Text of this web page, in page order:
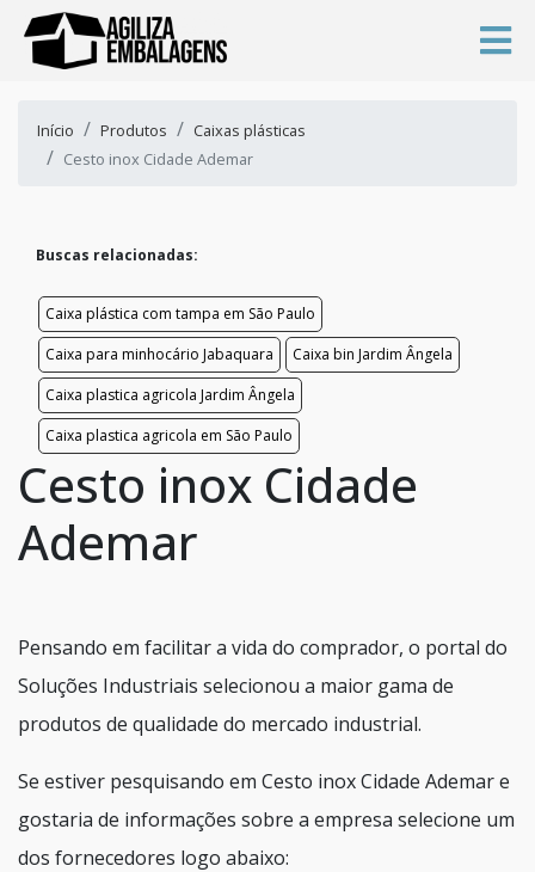
Início Produtos
Caixas plásticas
Cesto inox Cidade Ademar
Buscas relacionadas:
Caixa plástica com tampa em São Paulo
Caixa para minhocário Jabaquara
Caixa bin Jardim Ângela
Caixa plastica agricola Jardim Ângela
Caixa plastica agricola em São Paulo
Cesto inox Cidade
Ademar
Pensando em facilitar a vida do comprador, o portal do
Soluções Industriais selecionou a maior gama de
produtos de qualidade do mercado industrial.
Se estiver pesquisando em Cesto inox Cidade Ademar e
gostaria de informações sobre a empresa selecione um
dos fornecedores logo abaixo: